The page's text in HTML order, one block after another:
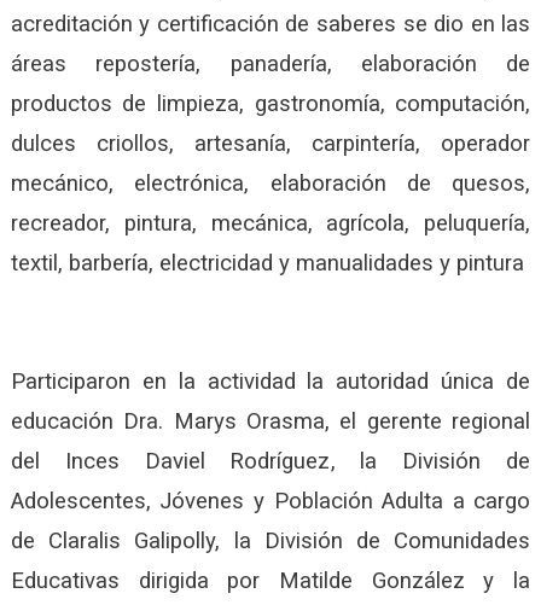
acreditación y certificación de saberes se dio en las
áreas repostería, panadería, elaboración de
productos de limpieza, gastronomía, computación,
dulces criollos, artesanía, carpintería, operador
mecánico, electrónica, elaboración de quesos,
recreador, pintura, mecánica, agrícola, peluquería,
textil, barbería, electricidad y manualidades y pintura
Participaron en la actividad la autoridad única de
educación Dra. Marys Orasma, el gerente regional
del Inces Daviel Rodríguez, la División de
Adolescentes, Jóvenes y Población Adulta a cargo
de Claralis Galipolly, la División de Comunidades
Educativas dirigida por Matilde González y la